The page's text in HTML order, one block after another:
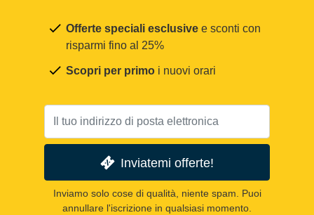
Offerte speciali esclusive e sconti con
risparmi fino al 25%
Scopri per primo i nuovi orari
Inviatemi offerte!
Inviamo solo cose di qualità, niente spam. Puoi
annullare l'iscrizione in qualsiasi momento.